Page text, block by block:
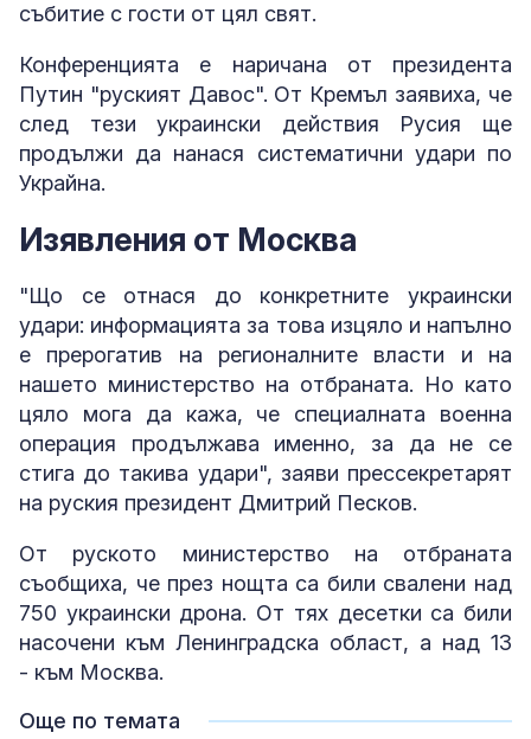
събитие с гости от цял свят.
Конференцията е наричана от президента
Путин "руският Давос". От Кремъл заявиха, че
след тези украински действия Русия ще
продължи да нанася систематични удари по
Украйна.
Изявления от Москва
"Що се отнася до конкретните украински
удари: информацията за това изцяло и напълно
е прерогатив на регионалните власти и на
нашето министерство на отбраната. Но като
цяло мога да кажа, че специалната военна
операция продължава именно, за да не се
стига до такива удари", заяви прессекретарят
на руския президент Дмитрий Песков.
От руското министерство на отбраната
съобщиха, че през нощта са били свалени над
750 украински дрона. От тях десетки са били
насочени към Ленинградска област, а над 13
- към Москва.
Още по темата